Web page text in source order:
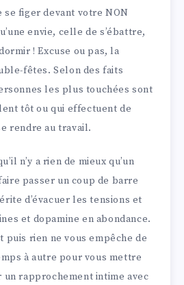
se figer devant votre NON
envie, celle de s’ébattre,
! Excuse ou pas, la
fêtes. Selon des faits
les plus touchées sont
tôt ou qui effectuent de
rendre au travail.
n’y a rien de mieux qu’un
passer un coup de barre
d’évacuer les tensions et
et dopamine en abondance.
puis rien ne vous empêche de
à autre pour vous mettre
rapprochement intime avec